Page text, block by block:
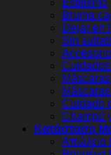
Bruma
Dejar en
Sin
Máscaras
Cuidado
Champú
Κατάσταση
Απώλεια